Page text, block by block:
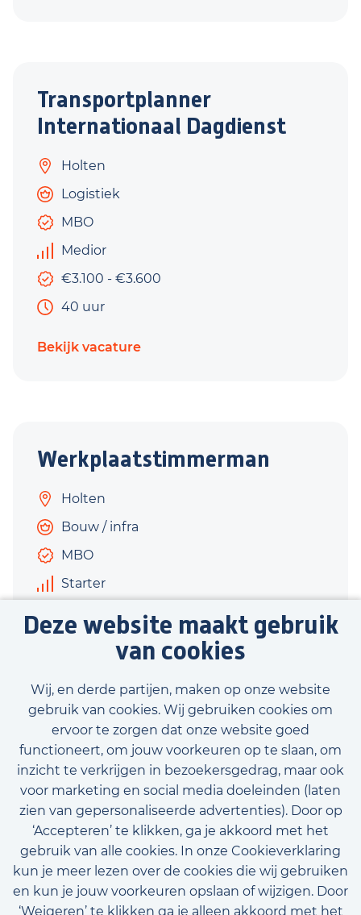
Deze website maakt gebruik
van cookies
Wij, en derde partijen, maken op onze website
gebruik van cookies. Wij gebruiken cookies om
ervoor te zorgen dat onze website goed
functioneert, om jouw voorkeuren op te slaan, om
inzicht te verkrijgen in bezoekersgedrag, maar ook
voor marketing en social media doeleinden (laten
zien van gepersonaliseerde advertenties). Door op
‘Accepteren’ te klikken, ga je akkoord met het
gebruik van alle cookies. In onze Cookieverklaring
kun je meer lezen over de cookies die wij gebruiken
en kun je jouw voorkeuren opslaan of wijzigen. Door
‘Weigeren’ te klikken ga je alleen akkoord met het
Transportplanner
Internationaal Dagdienst
Holten
Logistiek
MBO
Medior
€3.100 - €3.600
40 uur
Bekijk vacature
Werkplaatstimmerman
Holten
Bouw / infra
MBO
Starter
€3.000 - €3.300
Bekijk vacature
Bekijk onze beschikbare vacatures